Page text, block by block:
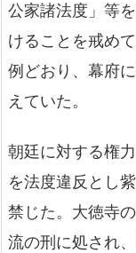
公家諸法度」等
けることを戒め
例どおり、幕府
えていた。
朝廷に対する権
を法度違反とし
禁じた。大徳寺
流の刑に処され